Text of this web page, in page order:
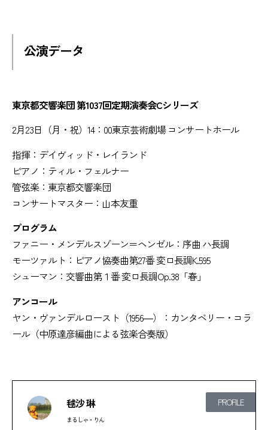
公演データ
東京都交響楽団 第1037回定期演奏会Cシリーズ
2月23日（月・祝）14：00東京芸術劇場 コンサートホール
指揮：デイヴィッド・レイランド
ピアノ：ティル・フェルナー
管弦楽：東京都交響楽団
コンサートマスター：山本友重
プログラム
ファニー・メンデルスゾーン＝ヘンゼル：序曲 ハ長調
モーツァルト：ピアノ協奏曲第27番 変ロ長調K.595
シューマン：交響曲第１番 変ロ長調Op.38「春」
アンコール
ヤン・ヴァンデルロースト（1956―）：カンタベリー・コラ
ール（中原達彦編曲による弦楽合奏版）
PROFILE
毬沙 琳
まるしゃ・りん